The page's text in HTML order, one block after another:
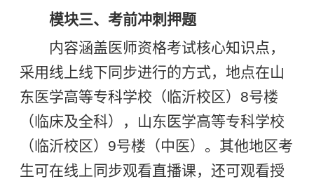
模块三、考前冲刺押题
内容涵盖医师资格考试核心知识点，
采用线上线下同步进行的方式，地点在山
东医学高等专科学校（临沂校区）8号楼
（临床及全科），山东医学高等专科学校
（临沂校区）9号楼（中医）。其他地区考
生可在线上同步观看直播课，还可观看授